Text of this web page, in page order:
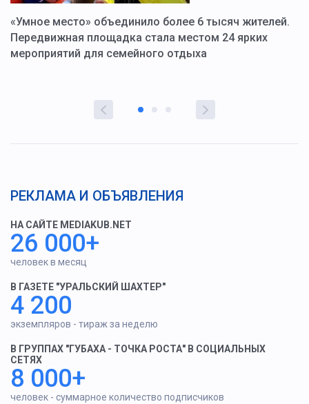
«Умное место» объединило более 6 тысяч жителей.
Передвижная площадка стала местом 24 ярких
мероприятий для семейного отдыха
РЕКЛАМА И ОБЪЯВЛЕНИЯ
НА САЙТЕ MEDIAKUB.NET
26 000+
человек в месяц
В ГАЗЕТЕ "УРАЛЬСКИЙ ШАХТЕР"
4 200
экземпляров - тираж за неделю
В ГРУППАХ "ГУБАХА - ТОЧКА РОСТА" В СОЦИАЛЬНЫХ
СЕТЯХ
8 000+
человек - суммарное количество подписчиков